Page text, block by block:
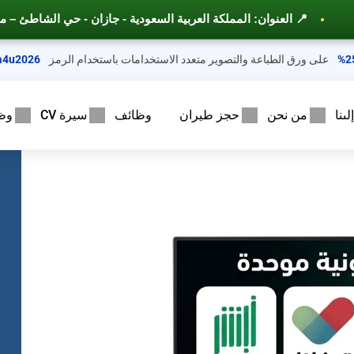
على ورق الطباعة والتصوير متعدد الاستخدامات باستخدام الرمز
الشاطئ – مخطط 6 ــ شارع الأمير محمد بن عبد العزيز
من نحن حجز طيران وظائف سيرة CV